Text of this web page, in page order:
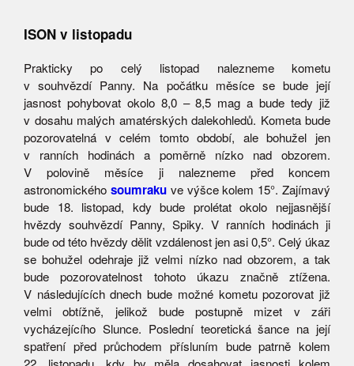
ISON v listopadu
Prakticky po celý listopad nalezneme kometu
v souhvězdí Panny. Na počátku měsíce se bude její
jasnost pohybovat okolo 8,0 – 8,5 mag a bude tedy již
v dosahu malých amatérských dalekohledů. Kometa bude
pozorovatelná v celém tomto období, ale bohužel jen
v ranních hodinách a poměrně nízko nad obzorem.
V polovině měsíce ji nalezneme před koncem
astronomického soumrakuve výšce kolem 15°. Zajímavý
bude 18. listopad, kdy bude prolétat okolo nejjasnější
hvězdy souhvězdí Panny, Spiky. V ranních hodinách ji
bude od této hvězdy dělit vzdálenost jen asi 0,5°. Celý úkaz
se bohužel odehraje již velmi nízko nad obzorem, a tak
bude pozorovatelnost tohoto úkazu značně ztížena.
V následujících dnech bude možné kometu pozorovat již
velmi obtížně, jelikož bude postupně mizet v záři
vycházejícího Slunce. Poslední teoretická šance na její
spatření před průchodem přísluním bude patrně kolem